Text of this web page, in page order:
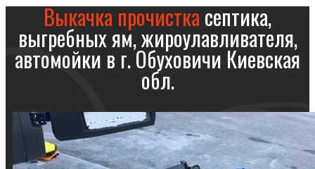
Выкачка прочисткасептика,
выгребных ям, жироулавливателя,
автомойки в г. Обуховичи Киевская
обл.